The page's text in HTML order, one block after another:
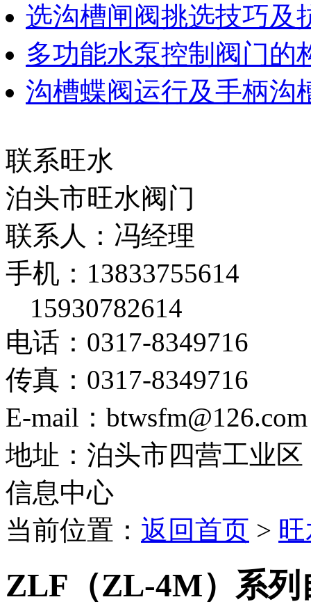
选沟槽闸阀挑选技巧及
多功能水泵控制阀门的
沟槽蝶阀运行及手柄沟
联系旺水
泊头市旺水阀门
联系人：冯经理
手机：13833755614
15930782614
电话：0317-8349716
传真：0317-8349716
E-mail：btwsfm@126.com
地址：泊头市四营工业区
信息中心
当前位置： 返回首页 >
ZLF（ZL-4M）系列